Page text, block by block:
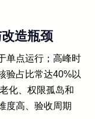
造瓶颈
单点运行；高峰时
验占比常达40%以
化、权限孤岛和
度高、验收周期